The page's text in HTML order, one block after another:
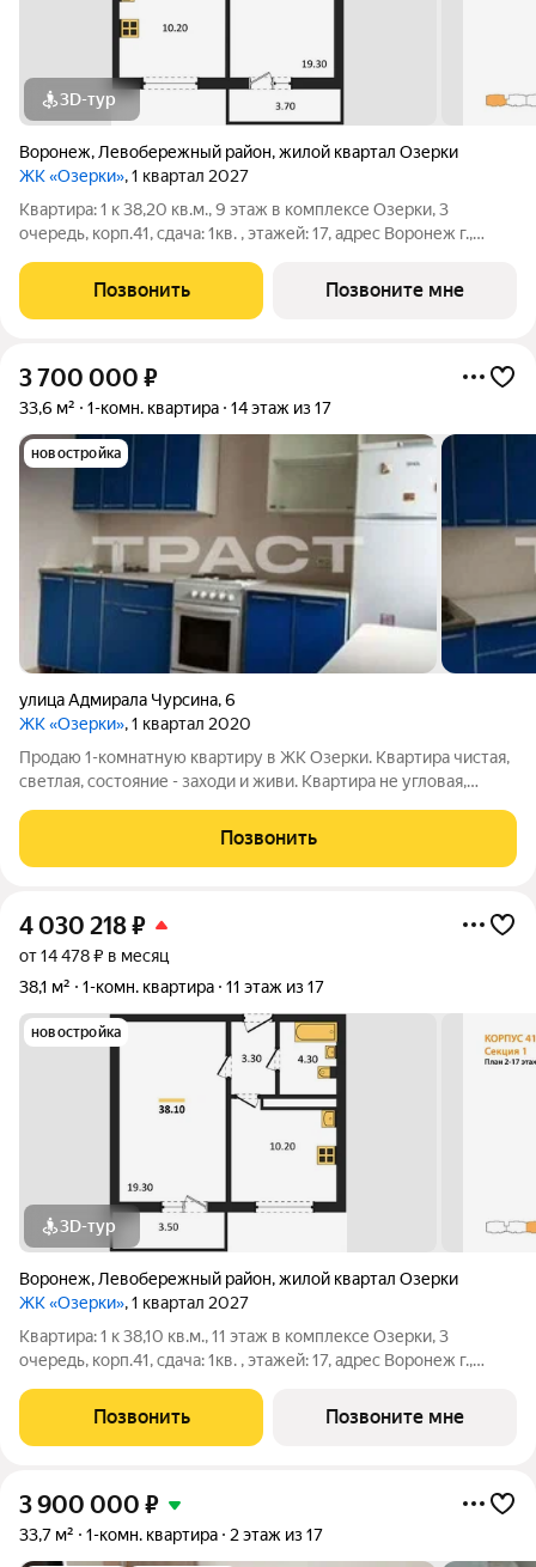
3D-тур
Воронеж, Левобережный район,жилой квартал Озерки
ЖК «Озерки», 1 квартал 2027
Квартира: 1 к 38,20 кв.м., 9 этаж в комплексе Озерки, 3
очередь, корп.41, сдача: 1кв. , этажей: 17, адрес Воронеж г.,
Позвонить Позвоните мне
3 700 000 ₽
33,6 м² 1-комн. квартира 14 этаж из 17
новостройка
улица Адмирала Чурсина,6
ЖК «Озерки», 1 квартал 2020
Продаю 1-комнатную квартиру в ЖК Озерки. Квартира чистая,
светлая, состояние - заходи и живи. Квартира не угловая,
мебелью и техникой. Квартира куплена за наличные, никаких
обременений нет. Быстрый
Позвонить
4 030 218₽
от 14 478 ₽ в месяц
38,1 м²
1-комн. квартира 11 этаж из 17
новостройка
3D-тур
Воронеж, Левобережный район,жилой квартал Озерки
ЖК «Озерки», 1 квартал 2027
Квартира: 1 к 38,10 кв.м., 11 этаж в комплексе Озерки, 3
очередь, корп.41, сдача: 1кв. , этажей: 17, адрес Воронеж г.,
Позвонить Позвоните мне
3 900 000 ₽
33,7 м² 1-комн. квартира 2 этаж из 17